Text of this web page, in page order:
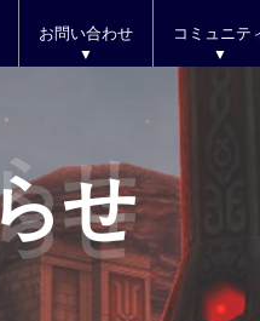
お問い合わせ コミュニテ
せ